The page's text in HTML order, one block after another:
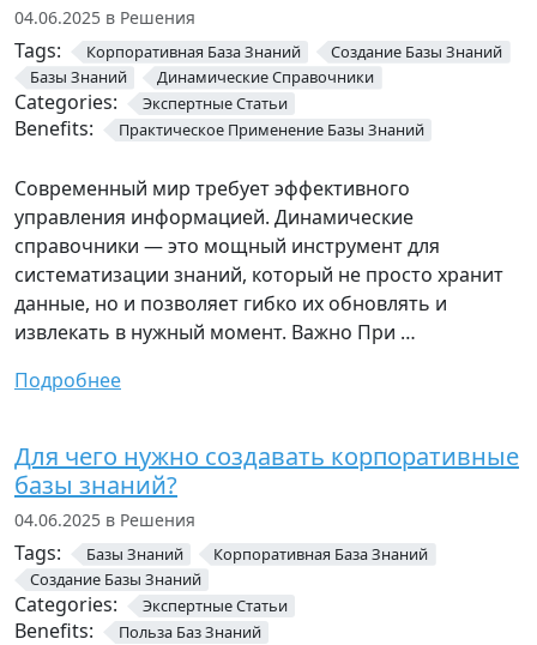
04.06.2025 в Решения
Tags: Корпоративная База Знаний
Создание Базы Знаний
Базы Знаний
Динамические Справочники
Categories: Экспертные Статьи
Benefits: Практическое Применение Базы Знаний
Современный мир требует эффективного
управления информацией. Динамические
справочники — это мощный инструмент для
систематизации знаний, который не просто хранит
данные, но и позволяет гибко их обновлять и
извлекать в нужный момент. Важно При …
Подробнее
Для чего нужно создавать корпоративные
базы знаний?
04.06.2025 в Решения
Tags: Базы Знаний
Корпоративная База Знаний
Создание Базы Знаний
Categories: Экспертные Статьи
Benefits: Польза Баз Знаний